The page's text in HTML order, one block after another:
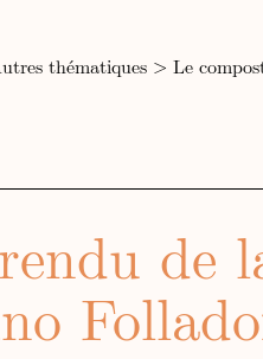
thématiques > Le
de